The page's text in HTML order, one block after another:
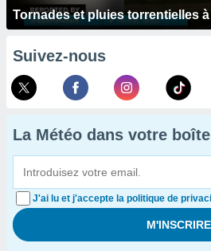
Tornades et pluies torrentielles
Suivez-nous
La Météo dans votre boîte
J'ai lu et j'accepte la politique de